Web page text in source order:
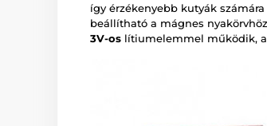
így érzékenyebb kutyák
beállítható a mágnes
3V-os lítiumelemmel működik,